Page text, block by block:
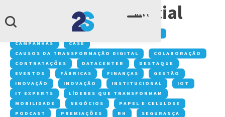
MENU
Inteligência Artificial
ACONTECE NA 2S
CAMPANHAS
CASE
CAUSOS DA TRANSFORMAÇÃO DIGITAL
COLABORAÇÃO
CONTRATAÇÕES
DATACENTER
DESTAQUE
EVENTOS
FÁBRICAS FINANÇAS
GESTÃO
INOVAÇÃO
INOVAÇÃO INSTITUCIONAL
IOT
IT EXPERTS
LÍDERES QUE TRANSFORMAM
MOBILIDADE
NEGÓCIOS
PAPEL E CELULOSE
PODCAST
PREMIAÇÕES RH
SEGURANÇA